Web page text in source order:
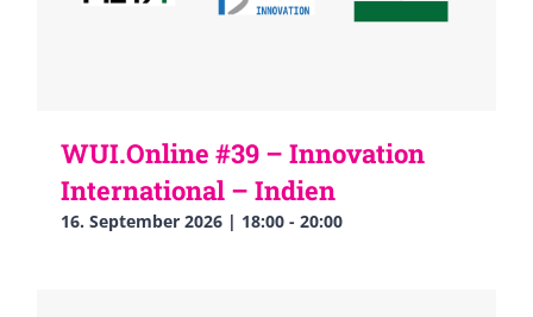
WUI.Online #39 – Innovation
International – Indien
16. September 2026 | 18:00 - 20:00